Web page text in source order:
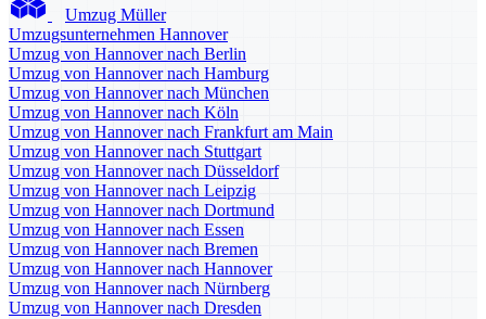
Umzug Müller
Umzugsunternehmen Hannover
Umzug von Hannover nach Berlin
Umzug von Hannover nach Hamburg
Umzug von Hannover nach München
Umzug von Hannover nach Köln
Umzug von Hannover nach Frankfurt am Main
Umzug von Hannover nach Stuttgart
Umzug von Hannover nach Düsseldorf
Umzug von Hannover nach Leipzig
Umzug von Hannover nach Dortmund
Umzug von Hannover nach Essen
Umzug von Hannover nach Bremen
Umzug von Hannover nach Hannover
Umzug von Hannover nach Nürnberg
Umzug von Hannover nach Dresden